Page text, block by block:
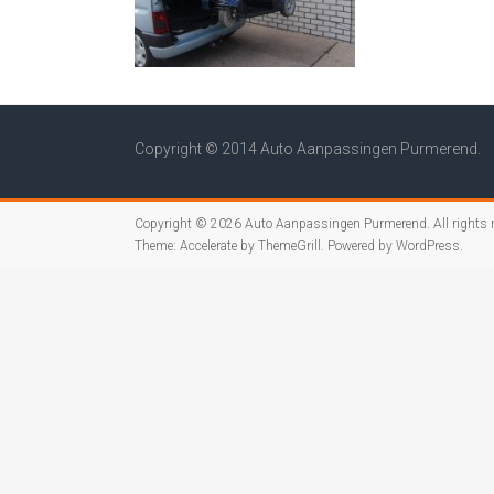
Copyright © 2014 Auto Aanpassingen Purmerend.
Copyright © 2026 Auto Aanpassingen Purmerend. All rights
Theme: Accelerate by ThemeGrill. Powered by WordPress.